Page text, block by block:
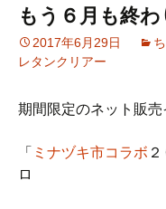
もう６月も終
2017年6月29日
レタンクリアー
期間限定のネット販
「 ミナヅキ市コラボ
ロ